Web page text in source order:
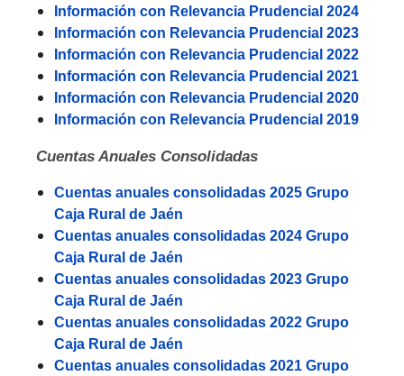
Información con Relevancia Prudencial 2024
Información con Relevancia Prudencial 2023
Información con Relevancia Prudencial 2022
Información con Relevancia Prudencial 2021
Información con Relevancia Prudencial 2020
Información con Relevancia Prudencial 2019
Cuentas Anuales Consolidadas
Cuentas anuales consolidadas 2025 Grupo
Caja Rural de Jaén
Cuentas anuales consolidadas 2024 Grupo
Caja Rural de Jaén
Cuentas anuales consolidadas 2023 Grupo
Caja Rural de Jaén
Cuentas anuales consolidadas 2022 Grupo
Caja Rural de Jaén
Cuentas anuales consolidadas 2021 Grupo